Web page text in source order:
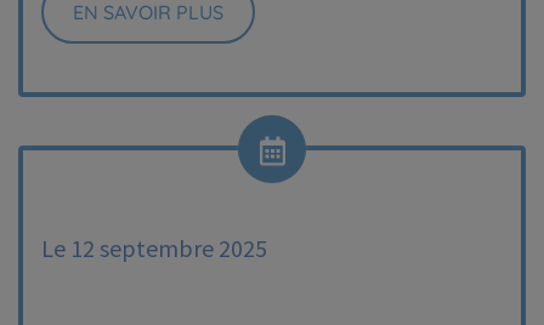
EN SAVOIR PLUS
Le 12 septembre 2025